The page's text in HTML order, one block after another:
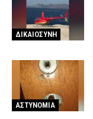
ΔΙΚΑΙΟΣΥΝΗ
ΑΣΤΥΝΟΜΙΑ